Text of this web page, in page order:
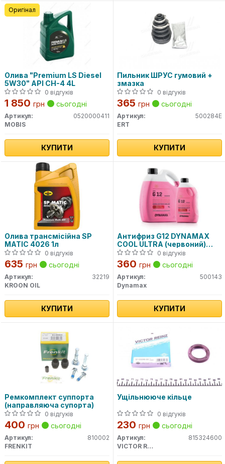
Олива "Premium LS Diesel
5W30" API CH-4 4L
0 відгуків
1 850 грн сьогодні
Артикул:
0520000411
MOBIS
КУПИТИ
Оригінал
Пильник ШРУС гумовий +
змазка
0 відгуків
365 грн сьогодні
Артикул:
500284E
ERT
КУПИТИ
Олива трансмісійна SP
MATIC 4026 1л
0 відгуків
635 грн сьогодні
Артикул:
32219
KROON OIL
КУПИТИ
Антифриз G12 DYNAMAX
COOL ULTRA (червоний)
концентрат (1L)
0 відгуків
360 грн сьогодні
Артикул:
500143
Dynamax
КУПИТИ
Ремкомплект суппорта
(направляюча супорта)
0 відгуків
400 грн сьогодні
Артикул:
810002
FRENKIT
Ущільнююче кільце
0 відгуків
230 грн сьогодні
Артикул:
815324600
VICTOR REINZ